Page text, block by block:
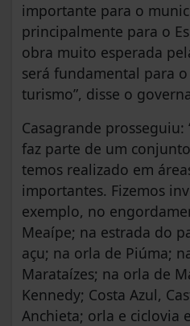
importante para o
principalmente para o
obra muito esperada
será fundamental para
turismo”, disse o
Casagrande
faz parte de um
temos realizado em
importantes. Fizemos
exemplo, no
Meaípe; na estrada do
açu; na orla de Piúma;
Marataízes; na orla de
Kennedy; Costa Azul,
Anchieta; orla e ciclovia